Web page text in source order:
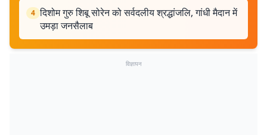
4 दिशोम गुरु शिबू सोरेन को सर्वदलीय श्रद्धांजलि, गांधी मैदान में
उमड़ा जनसैलाब
विज्ञापन